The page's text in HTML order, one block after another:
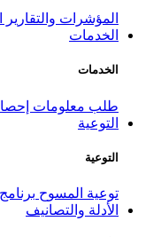
المؤشرات والتقارير
الخدمات
الخدمات
طلب معلومات
التوعية
التوعية
توعية المسوح
الأدلة والتصانيف